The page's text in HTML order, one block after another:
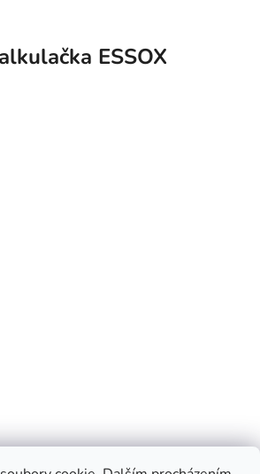
ESSOX